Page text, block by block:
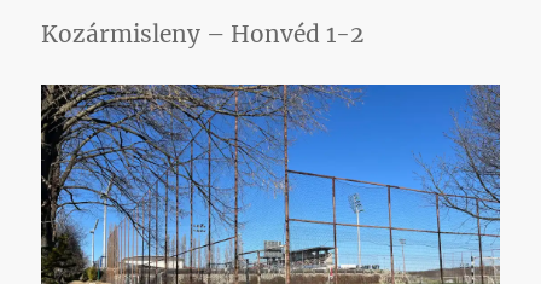
Kozármisleny – Honvéd 1-2